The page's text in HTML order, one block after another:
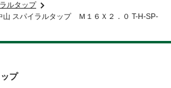
ルタップ
山 スパイラルタップ Ｍ１６Ｘ２．０ T-H-SP-
プ